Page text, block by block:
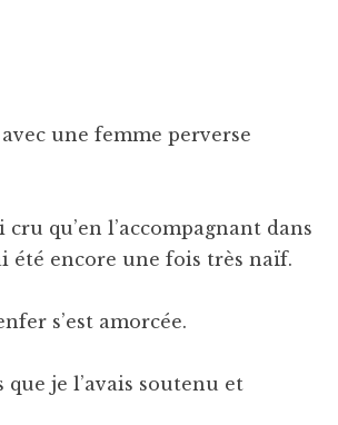
une femme perverse
qu’en l’accompagnant dans
été encore une fois très naïf.
s’est amorcée.
je l’avais soutenu et